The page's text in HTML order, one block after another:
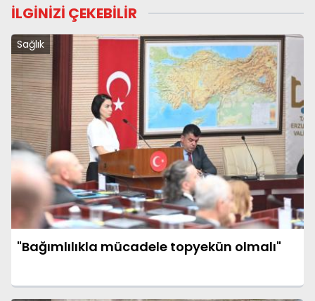
İLGİNİZİ ÇEKEBİLİR
Sağlık
"Bağımlılıkla mücadele topyekün olmalı"